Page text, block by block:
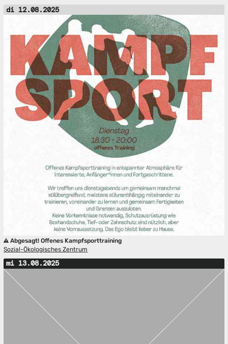
di 12.08.2025
Abgesagt! Offenes Kampfsporttraining
Sozial-Ökologisches Zentrum
mi 13.08.2025